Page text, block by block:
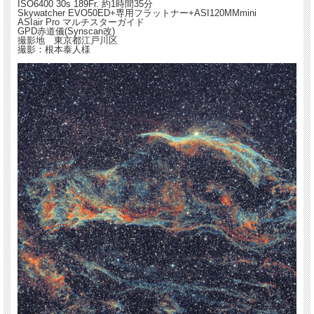
ISO6400 30s 189Fr. 約1時間35分
Skywatcher EVO50ED+専用フラットナー+ASI120MMmini
ASIair Pro マルチスターガイド
GPD赤道儀(Synscan改)
撮影地 東京都江戸川区
撮影：根本泰人様